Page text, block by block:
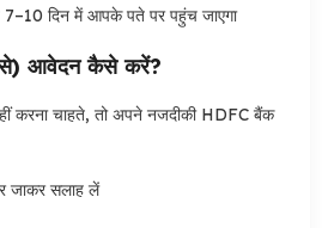
दिन में आपके पते पर पहुंच जाएगा
आवेदन कैसे करें?
करना चाहते, तो अपने नजदीकी HDFC बैंक
जाकर सलाह लें